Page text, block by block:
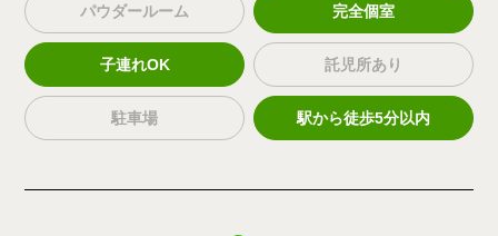
パウダールーム 完全個室
子連れOK 託児所あり
駐車場 駅から徒歩5分以内